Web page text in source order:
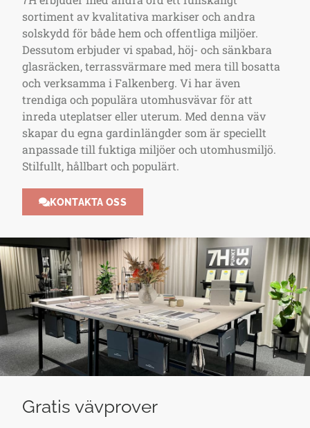
sortiment av kvalitativa markiser och andra
solskydd för både hem och offentliga miljöer.
Dessutom erbjuder vi spabad, höj- och sänkbara
glasräcken, terrassvärmare med mera till bosatta
och verksamma i Falkenberg. Vi har även
trendiga och populära utomhusvävar för att
inreda uteplatser eller uterum. Med denna väv
skapar du egna gardinlängder som är speciellt
anpassade till fuktiga miljöer och utomhusmiljö.
Stilfullt, hållbart och populärt.
KONTAKTA OSS
Gratis vävprover